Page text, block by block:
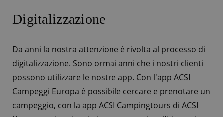
Digitalizzazione
Da anni la nostra attenzione è rivolta al processo di
digitalizzazione. Sono ormai anni che i nostri clienti
possono utilizzare le nostre app. Con l'app ACSI
Campeggi Europa è possibile cercare e prenotare un
campeggio, con la app ACSI Campingtours di ACSI